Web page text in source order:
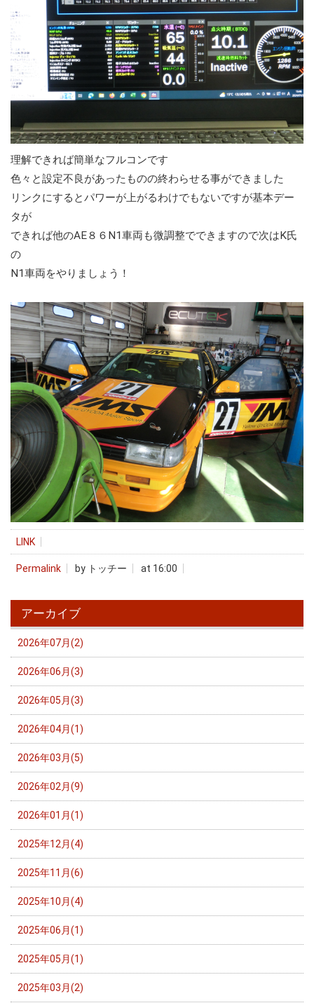
理解できれば簡単なフルコンです
色々と設定不良があったものの終わらせる事ができました
リンクにするとパワーが上がるわけでもないですが基本デー
タが
できれば他のAE８６N1車両も微調整でできますので次はK氏
の
N1車両をやりましょう！
LINK
Permalink by トッチー at 16:00
アーカイブ
2026年07月(2)
2026年06月(3)
2026年05月(3)
2026年04月(1)
2026年03月(5)
2026年02月(9)
2026年01月(1)
2025年12月(4)
2025年11月(6)
2025年10月(4)
2025年06月(1)
2025年05月(1)
2025年03月(2)